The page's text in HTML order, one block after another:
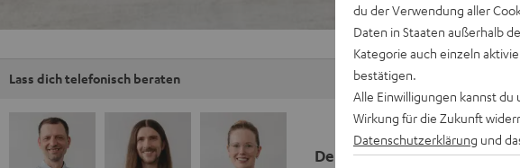
Lass dich telefonisch beraten
Deine Kaufberatung
du der Verwendung aller
Daten in Staaten außerhalb
Kategorie auch einzeln
bestätigen.
Alle Einwilligungen kannst
Wirkung für die Zukunft
Datenschutzerklärung und